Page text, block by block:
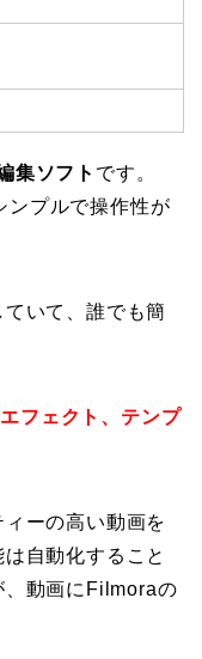
集ソフト です。
ンプルで操作性が
いて、誰でも簡
フェクト、テンプ
ーの高い動画を
自動化すること
、動画にFilmoraの